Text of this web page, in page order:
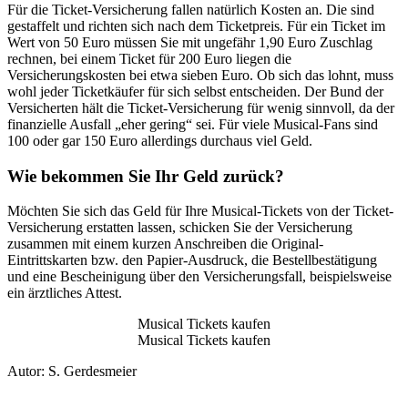
Für die Ticket-Versicherung fallen natürlich Kosten an. Die sind
gestaffelt und richten sich nach dem Ticketpreis. Für ein Ticket im
Wert von 50 Euro müssen Sie mit ungefähr 1,90 Euro Zuschlag
rechnen, bei einem Ticket für 200 Euro liegen die
Versicherungskosten bei etwa sieben Euro. Ob sich das lohnt, muss
wohl jeder Ticketkäufer für sich selbst entscheiden. Der Bund der
Versicherten hält die Ticket-Versicherung für wenig sinnvoll, da der
finanzielle Ausfall „eher gering“ sei. Für viele Musical-Fans sind
100 oder gar 150 Euro allerdings durchaus viel Geld.
Wie bekommen Sie Ihr Geld zurück?
Möchten Sie sich das Geld für Ihre Musical-Tickets von der Ticket-
Versicherung erstatten lassen, schicken Sie der Versicherung
zusammen mit einem kurzen Anschreiben die Original-
Eintrittskarten bzw. den Papier-Ausdruck, die Bestellbestätigung
und eine Bescheinigung über den Versicherungsfall, beispielsweise
ein ärztliches Attest.
Musical Tickets kaufen
Musical Tickets kaufen
Autor: S. Gerdesmeier